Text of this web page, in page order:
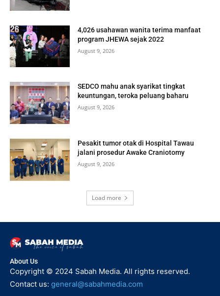
4,026 usahawan wanita terima manfaat
program JHEWA sejak 2022
August 9, 2026
SEDCO mahu anak syarikat tingkat
keuntungan, teroka peluang baharu
August 9, 2026
Pesakit tumor otak di Hospital Tawau
jalani prosedur Awake Craniotomy
August 9, 2026
Load more
About Us
Copyright © 2024 Sabah Media. All rights reserved.
Contact us: general@sabahmedia.com